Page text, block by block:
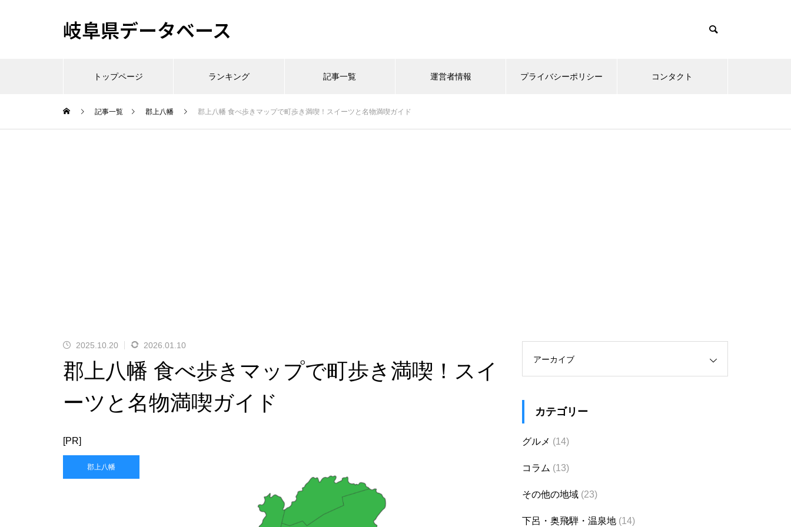
岐阜県データベース
トップページ ランキング 記事一覧 運営者情報 プライバシーポリシー コンタクト
記事一覧 郡上八幡 郡上八幡 食べ歩きマップで町歩き満喫！スイーツと名物満喫ガイド
2025.10.20 2026.01.10
郡上八幡 食べ歩きマップで町歩き満喫！スイ
ーツと名物満喫ガイド
[PR]
郡上八幡
アーカイブ
カテゴリー
グルメ (14)
コラム (13)
その他の地域 (23)
下呂・奥飛騨・温泉地 (14)